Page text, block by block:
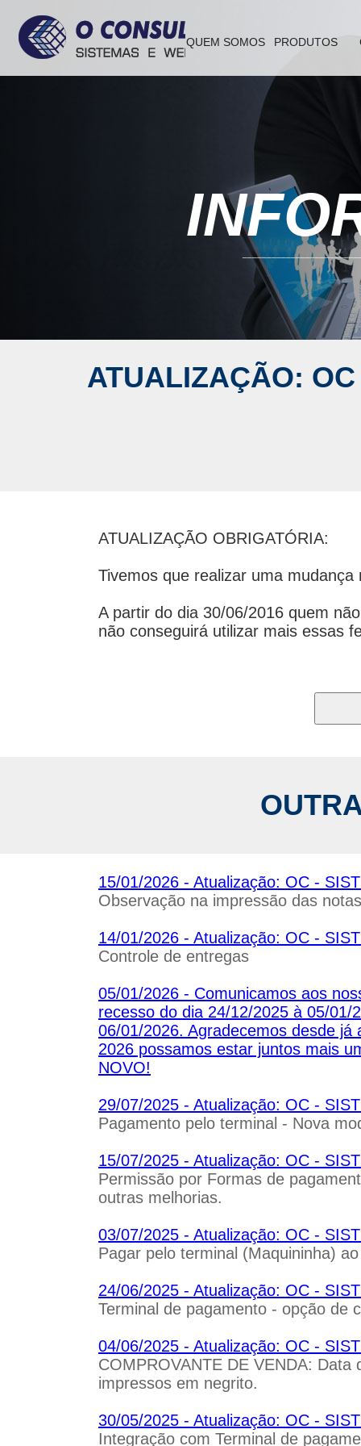
QUEM SOMOS PRODUTOS
ATUALIZAÇÃO:
ATUALIZAÇÃO OBRIGATÓRIA:
Tivemos que realizar uma
A partir do dia 30/06/2016 quem
não conseguirá utilizar mais essas
15/01/2026 - Atualização: OC -
Observação na impressão das notas
14/01/2026 - Atualização: OC -
Controle de entregas
05/01/2026 - Comunicamos aos
recesso do dia 24/12/2025 à 05/01/
06/01/2026. Agradecemos desde
2026 possamos estar juntos mais
NOVO!
29/07/2025 - Atualização: OC -
Pagamento pelo terminal - Nova
15/07/2025 - Atualização: OC -
Permissão por Formas de
outras melhorias.
03/07/2025 - Atualização: OC -
Pagar pelo terminal (Maquininha)
24/06/2025 - Atualização: OC -
Terminal de pagamento - opção de
04/06/2025 - Atualização: OC -
COMPROVANTE DE VENDA:
impressos em negrito.
30/05/2025 - Atualização: OC -
Integração com Terminal de